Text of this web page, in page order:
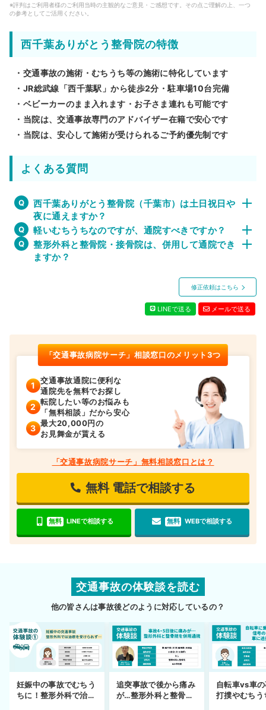
※評判はご利用者様のご利用当時の主観的なご意見・ご感想です。その点ご理解の上、一つ
の参考としてご活用ください。
西千葉ありがとう整骨院の特徴
・交通事故の施術・むちうち等の施術に特化しています
・JR総武線「西千葉駅」から徒歩2分・駐車場10台完備
・ベビーカーのまま入れます・お子さま連れも可能です
・当院は、交通事故専門のアドバイザー在籍で安心です
・当院は、安心して施術が受けられるご予約優先制です
よくある質問
西千葉ありがとう整骨院（千葉市）は土日祝日や
夜に通えますか？
軽いむちうちなのですが、通院すべきですか？
整形外科と整骨院・接骨院は、併用して通院でき
ますか？
修正依頼はこちら
LINEで送る メールで送る
「交通事故病院サーチ」相談窓口のメリット3つ
交通事故通院に便利な
通院先を無料でお探し
転院したい等のお悩みも
「無料相談」だから安心
最大20,000円の
お見舞金が貰える
「交通事故病院サーチ」無料相談窓口とは？
無料 電話で相談する
無料 LINEで相談する 無料 WEBで相談する
交通事故の体験談を読む
他の皆さんは事故後どのように対応しているの？
妊娠中の事故でむちう
ちに！整形外科で治療
追突事故で後から痛み
が…整形外科と整骨院
自転車vs車
打撲やむちう